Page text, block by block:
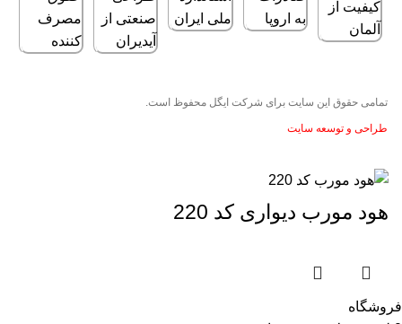
تمامی حقوق این سایت برای شرکت ایگل محفوظ است.
طراحی و توسعه سایت
هود مورب دیواری کد 220
فروشگاه